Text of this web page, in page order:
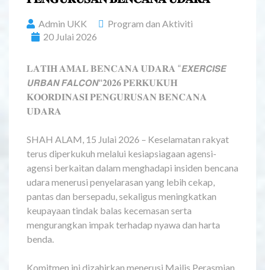
Admin UKK
Program dan Aktiviti
20 Julai 2026
𝐋𝐀𝐓𝐈𝐇 𝐀𝐌𝐀𝐋 𝐁𝐄𝐍𝐂𝐀𝐍𝐀 𝐔𝐃𝐀𝐑𝐀 “𝙀𝙓𝙀𝙍𝘾𝙄𝙎𝙀
𝙐𝙍𝘽𝘼𝙉 𝙁𝘼𝙇𝘾𝙊𝙉"𝟐𝟎𝟐𝟔 𝐏𝐄𝐑𝐊𝐔𝐊𝐔𝐇
𝐊𝐎𝐎𝐑𝐃𝐈𝐍𝐀𝐒𝐈 𝐏𝐄𝐍𝐆𝐔𝐑𝐔𝐒𝐀𝐍 𝐁𝐄𝐍𝐂𝐀𝐍𝐀
𝐔𝐃𝐀𝐑𝐀
SHAH ALAM, 15 Julai 2026 – Keselamatan rakyat
terus diperkukuh melalui kesiapsiagaan agensi-
agensi berkaitan dalam menghadapi insiden bencana
udara menerusi penyelarasan yang lebih cekap,
pantas dan bersepadu, sekaligus meningkatkan
keupayaan tindak balas kecemasan serta
mengurangkan impak terhadap nyawa dan harta
benda.
Komitmen ini dizahirkan menerusi Majlis Perasmian